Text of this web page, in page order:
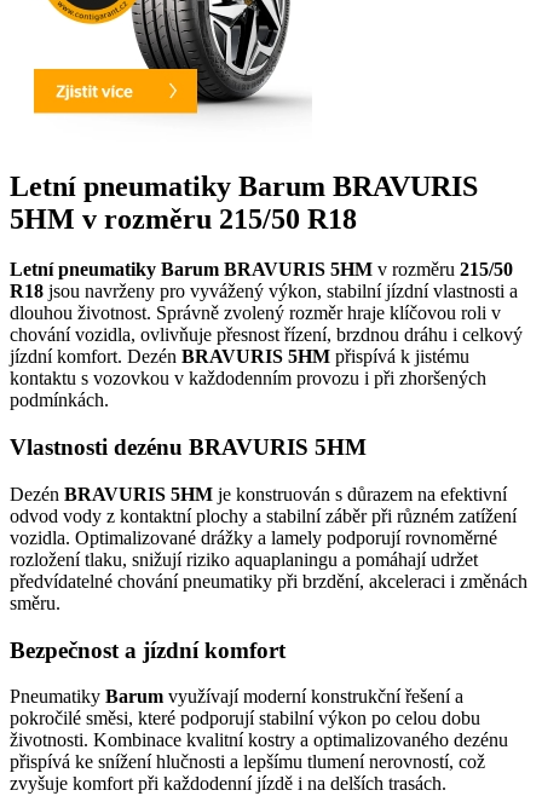
Letní pneumatiky Barum BRAVURIS
5HM v rozměru 215/50 R18
Letní pneumatiky Barum BRAVURIS 5HM v rozměru 215/50
R18 jsou navrženy pro vyvážený výkon, stabilní jízdní vlastnosti a
dlouhou životnost. Správně zvolený rozměr hraje klíčovou roli v
chování vozidla, ovlivňuje přesnost řízení, brzdnou dráhu i celkový
jízdní komfort. Dezén BRAVURIS 5HM přispívá k jistému
kontaktu s vozovkou v každodenním provozu i při zhoršených
podmínkách.
Vlastnosti dezénu BRAVURIS 5HM
Dezén BRAVURIS 5HM je konstruován s důrazem na efektivní
odvod vody z kontaktní plochy a stabilní záběr při různém zatížení
vozidla. Optimalizované drážky a lamely podporují rovnoměrné
rozložení tlaku, snižují riziko aquaplaningu a pomáhají udržet
předvídatelné chování pneumatiky při brzdění, akceleraci i změnách
směru.
Bezpečnost a jízdní komfort
Pneumatiky Barum využívají moderní konstrukční řešení a
pokročilé směsi, které podporují stabilní výkon po celou dobu
životnosti. Kombinace kvalitní kostry a optimalizovaného dezénu
přispívá ke snížení hlučnosti a lepšímu tlumení nerovností, což
zvyšuje komfort při každodenní jízdě i na delších trasách.